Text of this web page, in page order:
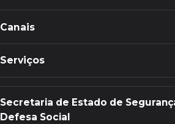
Canais
Serviços
Secretaria de Estado de
Defesa Social